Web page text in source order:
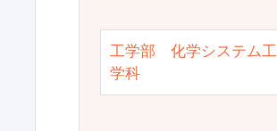
工学部 化学システム工
学科